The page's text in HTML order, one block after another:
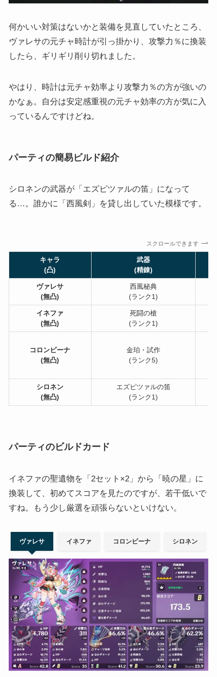
何かいい対策はないかと装備を見直していたところ、
ヴァレサの元チャ時計が引っ掛かり、攻撃力％に換装
したら、ギリギリ削り切れました。
やはり、時計は元チャ効率より攻撃力％の方が強いの
かなぁ。自分は安定感重視の元チャ効率の方が気に入
っているんですけどね。
パーティの簡易ビルド紹介
シロネンの武器が「エズピツァルの笛」になって
る…。誰かに「西風剣」を貸し出していた模様です。
スクロールできます
キャラ
(凸)
武器
(精錬)
ヴァレサ
(無凸)
西風秘典
(ランク1)
イネファ
(無凸)
死闘の槍
(ランク1)
コロンビーナ
(無凸)
金珀・試作
(ランク5)
シロネン
(無凸)
エズピツァルの笛
(ランク1)
パーティのビルドカード
イネファの聖遺物を「2セット×2」から「暁の星」に
換装して、初めてスコアを見たのですが、若干低いで
すね。もう少し厳選を頑張らないといけない。
ヴァレサ イネファ コロンビーナ シロネン